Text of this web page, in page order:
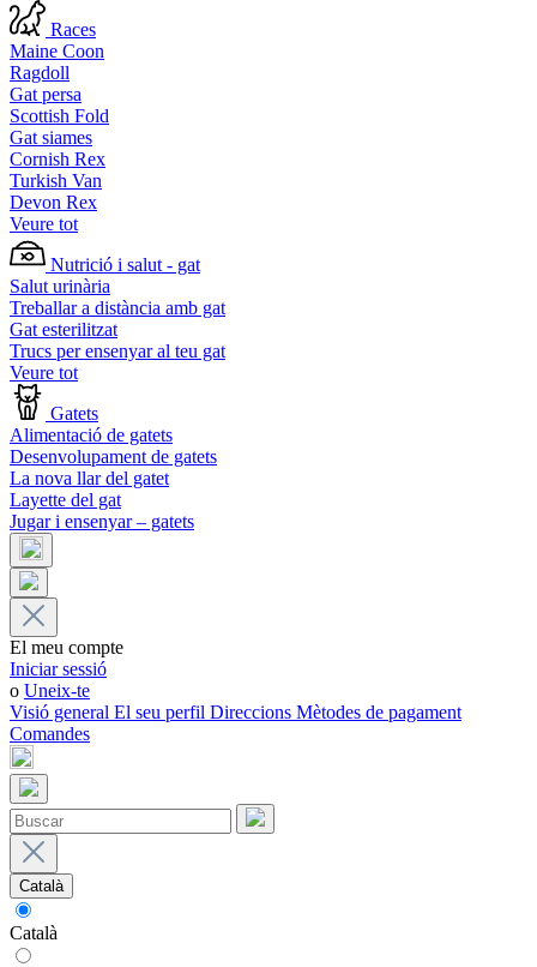
Races
Maine Coon
Ragdoll
Gat persa
Scottish Fold
Gat siames
Cornish Rex
Turkish Van
Devon Rex
Veure tot
Nutrició i salut - gat
Salut urinària
Treballar a distància amb gat
Gat esterilitzat
Trucs per ensenyar al teu gat
Veure tot
Gatets
Alimentació de gatets
Desenvolupament de gatets
La nova llar del gatet
Layette del gat
Jugar i ensenyar – gatets
El meu compte
Iniciar sessió
o Uneix-te
Visió general El seu perfil Direccions Mètodes de pagament
Comandes
Català
Català